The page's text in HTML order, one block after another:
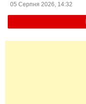
05 Серпня 2026, 14:32